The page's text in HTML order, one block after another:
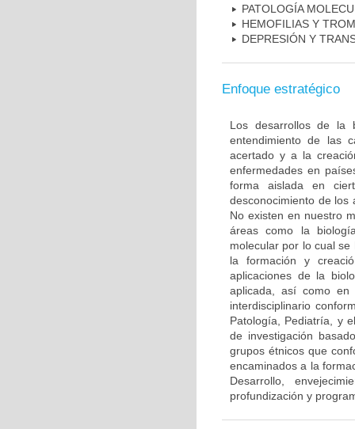
PATOLOGÍA
HEMOFILIAS Y
DEPRESIÓN Y
Enfoque estratégico
Los desarrollos de la
entendimiento de las
acertado y a la
enfermedades en
forma aislada en
desconocimiento de los
No existen en nuestro
áreas como la
molecular por lo cual
la formación y
aplicaciones de la
aplicada, así como en
interdisciplinario
Patología, Pediatría, y
de investigación
grupos étnicos que
encaminados a la
Desarrollo,
profundización y